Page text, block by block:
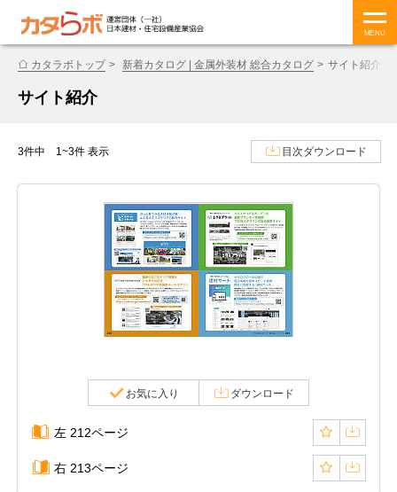
MENU
カタラボトップ 新着カタログ | 金属外装材 総合カタログ サイト紹介
サイト紹介
3件中 1~3件 表示 目次ダウンロード
お気に入り ダウンロード
左 212ページ
右 213ページ